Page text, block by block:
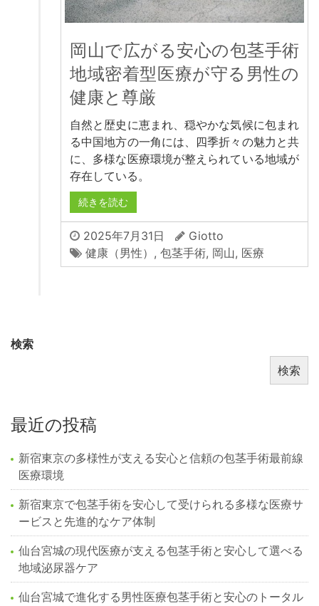
岡山で広がる安心の包茎手術
地域密着型医療が守る男性の
健康と尊厳
自然と歴史に恵まれ、穏やかな気候に包まれ
る中国地方の一角には、四季折々の魅力と共
に、多様な医療環境が整えられている地域が
存在している。
続きを読む
2025年7月31日
Giotto
健康（男性） , 包茎手術, 岡山, 医療
検索
検索
最近の投稿
新宿東京の多様性が支える安心と信頼の包茎手術最前線
医療環境
新宿東京で包茎手術を安心して受けられる多様な医療サ
ービスと先進的なケア体制
仙台宮城の現代医療が支える包茎手術と安心して選べる
地域泌尿器ケア
仙台宮城で進化する男性医療包茎手術と安心のトータル